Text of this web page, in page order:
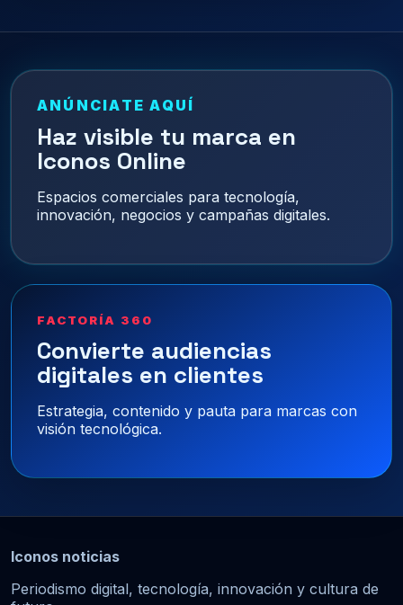
ANÚNCIATE AQUÍ
Haz visible tu marca en
Iconos Online
Espacios comerciales para tecnología,
innovación, negocios y campañas digitales.
FACTORÍA 360
Convierte audiencias
digitales en clientes
Estrategia, contenido y pauta para marcas con
visión tecnológica.
Iconos noticias
Periodismo digital, tecnología, innovación y cultura de